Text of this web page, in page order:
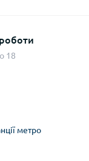
18
метро